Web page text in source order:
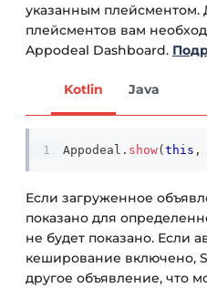
указанным плейсментом.
плейсментов вам
Appodeal Dashboard.
Kotlin Java
Appodeal . show( this ,
Если загруженное
показано для
не будет показано. Если
кеширование включено,
другое объявление, что